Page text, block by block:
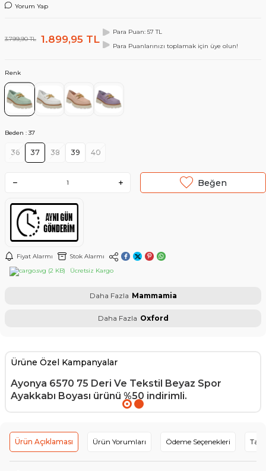
Yorum Yap
3.799,90TL 1.899,95 TL
Para Puan: 57 TL
Para Puanlarınızı toplamak için üye olun!
Renk
Beden :37
36 37 38 39 40
Beğen
Fiyat Alarmı
Stok Alarmı
Ücretsiz Kargo
Daha Fazla Mammamia
Daha Fazla Oxford
Ürüne Özel Kampanyalar
Ayonya 6570 75 Deri Ve Tekstil Beyaz Spor
Ayakkabı Boyası ürünü %50 indirimli.
Ürün Açıklaması Ürün Yorumları Ödeme Seçenekleri